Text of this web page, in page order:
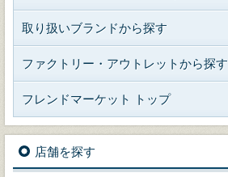
取り扱いブランドから探す
ファクトリー・アウトレットから探す
フレンドマーケット トップ
店舗を探す